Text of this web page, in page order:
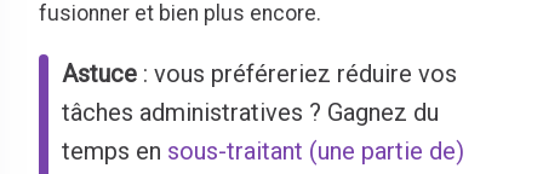
fusionner et bien plus encore.
Astuce : vous préféreriez réduire vos
tâches administratives ? Gagnez du
temps en sous-traitant (une partie de)